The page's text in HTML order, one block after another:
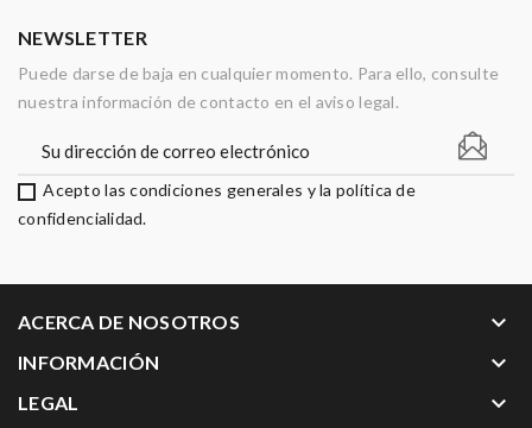
NEWSLETTER
Puede darse de baja en cualquier momento. Para ello, consulte
nuestra información de contacto en el aviso legal.
Acepto las condiciones generales y la política de
confidencialidad.
ACERCA DE NOSOTROS keyboard_arrow_down
INFORMACIÓN keyboard_arrow_down
LEGAL keyboard_arrow_down